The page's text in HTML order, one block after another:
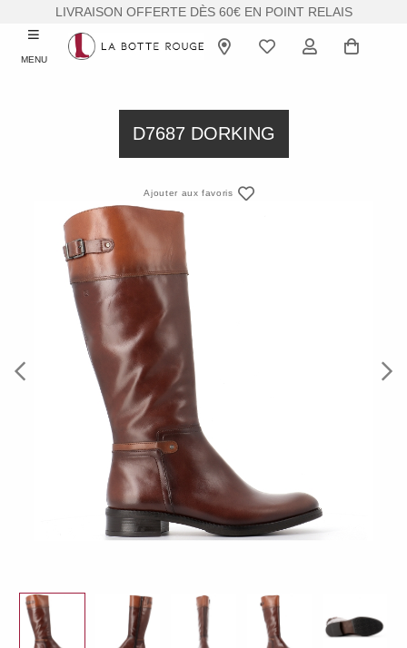
LIVRAISON OFFERTE DÈS 60€ EN POINT RELAIS
MENU
D7687 DORKING
Ajouter aux favoris